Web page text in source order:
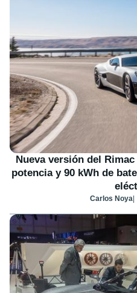
Nueva versión del
potencia y 90 kWh de
Carlos Noya